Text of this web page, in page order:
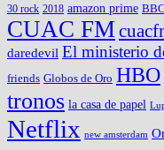
30 rock 2018 amazon prime BBC
CUAC FM
daredevil El ministerio
friends Globos de Oro HBO
tronos la casa de papel
Netflix new amsterdam